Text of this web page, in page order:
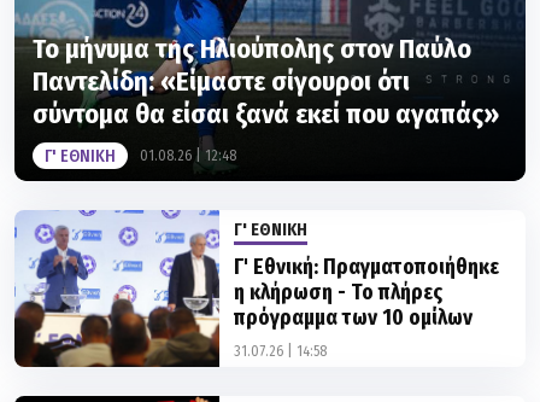
Παντελίδη: «Είμαστε σίγουροι ότι
σύντομα θα είσαι ξανά εκεί που αγαπάς»
Γ' ΕΘΝΙΚΗ 01.08.26 | 12:48
Γ' ΕΘΝΙΚΗ
η κλήρωση - Το πλήρες
πρόγραμμα των 10 ομίλων
31.07.26 | 14:58
Γ' ΕΘΝΙΚΗ